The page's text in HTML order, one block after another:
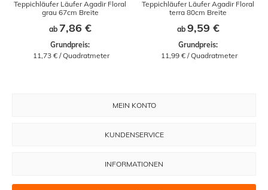
Teppichläufer Läufer Agadir Floral
grau 67cm Breite
ab 7,86 €
Grundpreis:
11,73 € / Quadratmeter
Teppichläufer Läufer Agadir Floral
terra 80cm Breite
ab 9,59 €
Grundpreis:
11,99 € / Quadratmeter
MEIN KONTO
KUNDENSERVICE
INFORMATIONEN